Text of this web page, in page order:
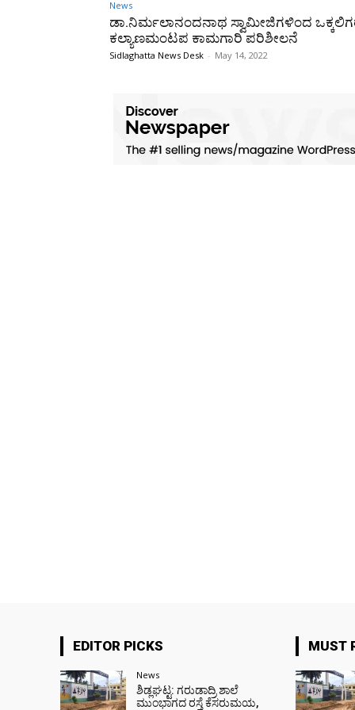
News
ಡಾ.ನಿರ್ಮಲಾನಂದನಾಥ ಸ್ವಾಮೀಜಿಗಳಿಂದ
ಕಲ್ಯಾಣಮಂಟಪ ಕಾಮಗಾರಿ ಪರಿಶೀಲನೆ
Sidlaghatta News Desk - May 14, 2022
EDITOR PICKS
News
ಶಿಡ್ಲಘಟ್ಟ: ಗರುಡಾದ್ರಿ ಶಾಲೆ
ಮುಂಭಾಗದ ರಸ್ತೆ ಕೆಸರುಮಯ,
MUST